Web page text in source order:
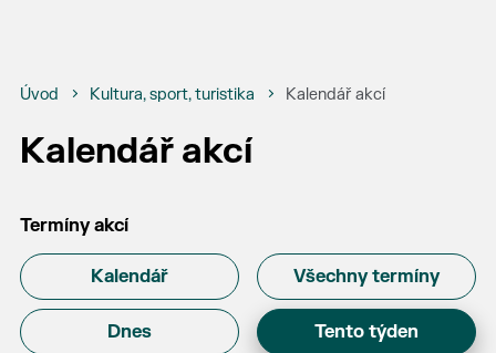
Úvod Kultura, sport, turistika Kalendář akcí
Kalendář akcí
Termíny akcí
Kalendář Všechny termíny
Dnes Tento týden